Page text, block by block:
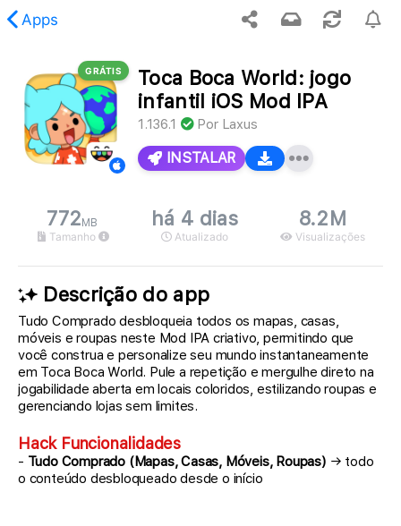
Apps
conteúdo solicitado não foi encontrado.
GRÁTIS
Toca Boca World: jogo
infantil iOS Mod IPA
1.136.1 Por Laxus
INSTALAR
772MB
Tamanho
há 4 dias
Atualizado
8.2M
Visualizações
Descrição do app
Tudo Comprado desbloqueia todos os mapas, casas,
móveis e roupas neste Mod IPA criativo, permitindo que
você construa e personalize seu mundo instantaneamente
em Toca Boca World. Pule a repetição e mergulhe direto na
jogabilidade aberta em locais coloridos, estilizando roupas e
gerenciando lojas sem limites.
Hack Funcionalidades
- Tudo Comprado (Mapas, Casas, Móveis, Roupas) → todo
o conteúdo desbloqueado desde o início